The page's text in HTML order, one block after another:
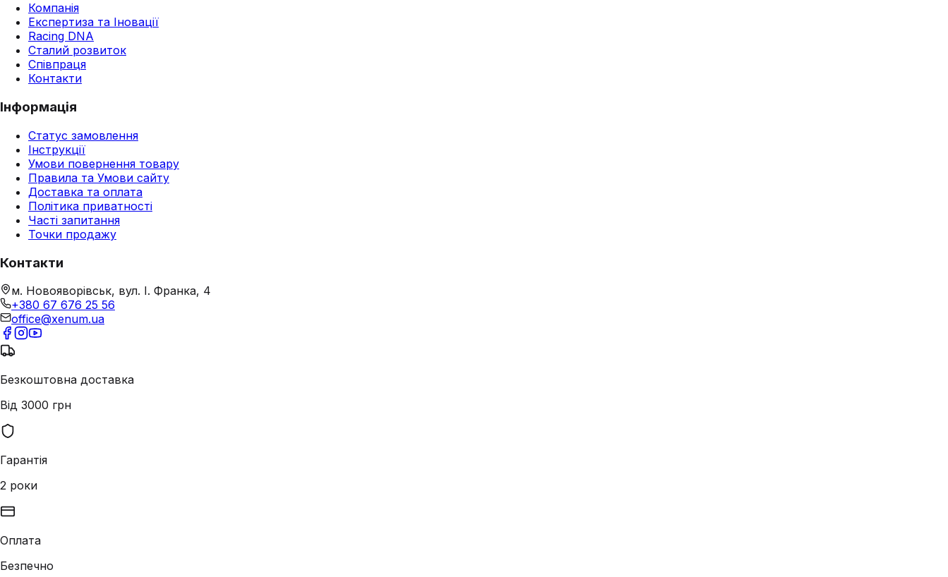
Компанія
Експертиза та Іновації
Racing DNA
Сталий розвиток
Співпраця
Контакти
Інформація
Статус замовлення
Інструкції
Умови повернення товару
Правила та Умови сайту
Доставка та оплата
Політика приватності
Часті запитання
Точки продажу
Контакти
м. Новояворівськ, вул. І. Франка, 4
+380 67 676 25 56
office@xenum.ua
Безкоштовна доставка
Від 3000 грн
Гарантія
2 роки
Оплата
Безпечно